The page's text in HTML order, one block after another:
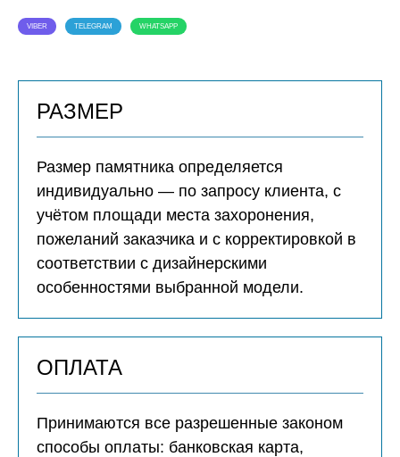
VIBER TELEGRAM WHATSAPP
РАЗМЕР
Размер памятника определяется
индивидуально — по запросу клиента, с
учётом площади места захоронения,
пожеланий заказчика и с корректировкой в
соответствии с дизайнерскими
особенностями выбранной модели.
ОПЛАТА
Принимаются все разрешенные законом
способы оплаты: банковская карта,